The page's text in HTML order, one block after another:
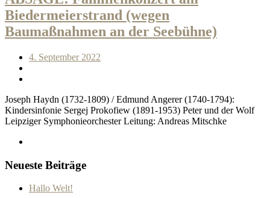
Biedermeierstrand (wegen
Baumaßnahmen an der Seebühne)
4. September 2022
Joseph Haydn (1732-1809) / Edmund Angerer (1740-1794):
Kindersinfonie Sergej Prokofiew (1891-1953) Peter und der Wolf
Leipziger Symphonieorchester Leitung: Andreas Mitschke
Neueste Beiträge
Hallo Welt!